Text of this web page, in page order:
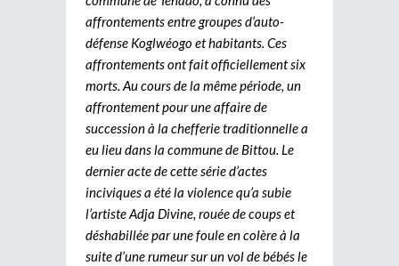
affrontements entre groupes d’auto-
défense Koglwéogo et habitants. Ces
affrontements ont fait officiellement six
morts. Au cours de la même période, un
affrontement pour une affaire de
succession à la chefferie traditionnelle a
eu lieu dans la commune de Bittou. Le
dernier acte de cette série d’actes
inciviques a été la violence qu’a subie
l’artiste Adja Divine, rouée de coups et
déshabillée par une foule en colère à la
suite d’une rumeur sur un vol de bébés le